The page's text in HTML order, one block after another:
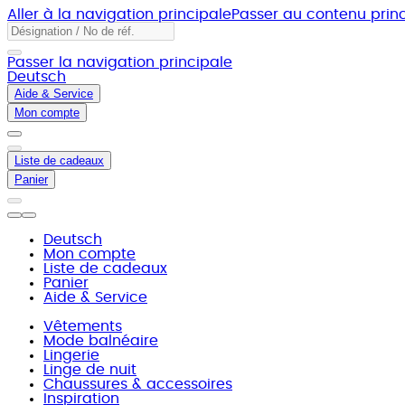
Aller à la navigation principalePasser au contenu
Passer la navigation principale
Deutsch
Aide & Service
Mon compte
Liste de cadeaux
Panier
Deutsch
Mon compte
Liste de cadeaux
Panier
Aide & Service
Vêtements
Mode balnéaire
Lingerie
Linge de nuit
Chaussures & accessoires
Inspiration